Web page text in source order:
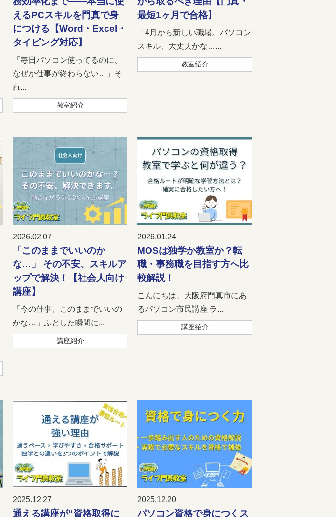
えるPCスキルを門真で身
につける【Word・Excel・
タイピング対応】
「毎日パソコン使ってるのに、
なぜか仕事が終わらない…」そ
れ...
教室紹介
最短1ヶ月で合格】
「4月から新しい職場。パソコン
スキル、大丈夫かな…...
教室紹介
2026.02.07
「このままでいいのか
な…」 その不安、スキルア
ップで解決！【社会人向け
講座】
「今の仕事、このままでいいの
かな…」ふとした瞬間に...
講座紹介
2026.01.24
MOSは独学か教室か？転
職・事務職を目指す方へ比
較解説！
こんにちは、大阪府門真市にあ
るパソコン市民講座 ラ...
講座紹介
2025.12.27
通える講座が“資格取得に
2025.12.20
パソコン資格で身につくス